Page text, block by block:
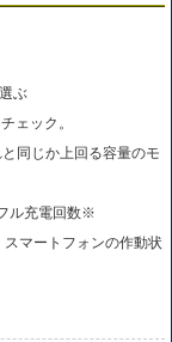
ぶ
ェック。
同じか上回る容量のモ
ル充電回数※
マートフォンの作動状